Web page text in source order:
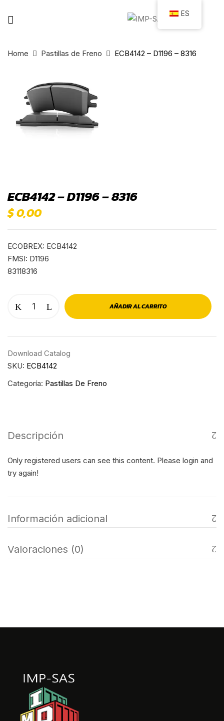
Home Pastillas de Freno ECB4142 – D1196 – 8316
ECB4142 – D1196 – 8316
$0,00
ECOBREX: ECB4142
FMSI: D1196
83118316
AÑADIR AL CARRITO
Download Catalog
SKU: ECB4142
Categoría: Pastillas De Freno
Descripción
Only registered users can see this content. Please login and
try again!
Información adicional
Valoraciones (0)
ES